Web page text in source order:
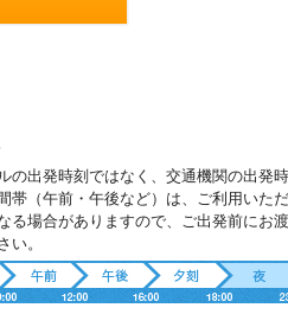
の出発時刻ではなく、交通機関の出発
帯（午前・午後など）は、ご利用いた
る場合がありますので、ご出発前にお
い。